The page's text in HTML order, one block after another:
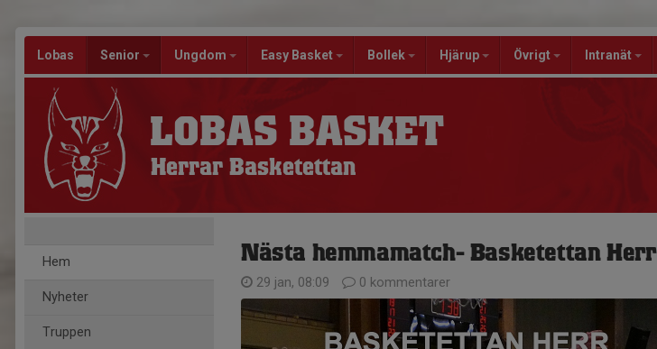
Lobas Senior Ungdom Easy Basket Bollek Hjärup Övrigt Intranät
LOBAS BASKET
Herrar Basketettan
Hem
Nyheter
Truppen
Nästa hemmamatch- Basketettan Herr
29 jan, 08:09 0 kommentarer